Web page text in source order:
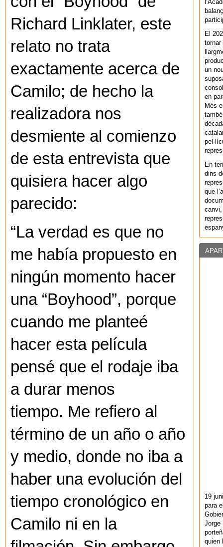
Richard Linklater, este
relato no trata
exactamente acerca de
Camilo; de hecho la
realizadora nos
desmiente al comienzo
de esta entrevista que
quisiera hacer algo
parecido:
“La verdad es que no
me había propuesto en
ningún momento hacer
una “Boyhood”, porque
cuando me planteé
hacer esta película
pensé que el rodaje iba
a durar menos
tiempo. Me refiero al
término de un año o año
y medio, donde no iba a
haber una evolución del
tiempo cronológico en
Camilo ni en la
El
un
en
Més
En
dins
que
canvi,
19
para
Jorge
quien